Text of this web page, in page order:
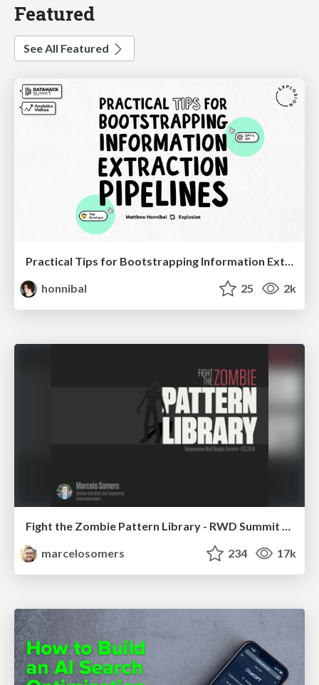
Featured
See All Featured
honnibal
25 2k
Fight the Zombie Pattern Library - RWD Summit 2016
marcelosomers
234 17k